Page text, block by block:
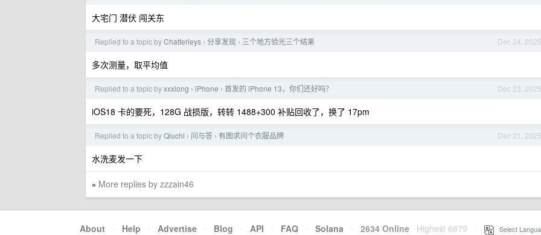
大宅门 潜伏 闯关东
Dec 24, 2025
Replied to a topic byChatterleys › 分享发现 › 三个地方验光三个结果
多次测量，取平均值
Dec 23, 2025
Replied to a topic byxxxiong › iPhone › 首发的 iPhone 13，你们还好吗？
iOS18 卡的要死，128G 战损版，转转 1488+300 补贴回收了，换了 17pm
Dec 21, 2025
Replied to a topic byQiuchi › 问与答 › 有图求问个衣服品牌
水洗麦发一下
» More replies by zzzain46
About · Help · Advertise · Blog · API · FAQ · Solana · 2634 Online Highest 6679 Select